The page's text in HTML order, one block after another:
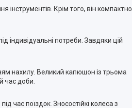
інструментів. Крім того, він компактно
індивідуальні потреби. Завдяки цій
нахилу. Великий капюшон із трьома
час доби.
час поїздок. Зносостійкі колеса з